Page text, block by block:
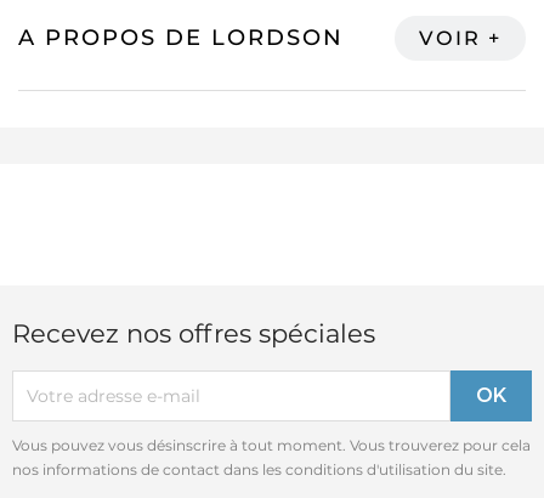
A PROPOS DE LORDSON
Recevez nos offres spéciales
Vous pouvez vous désinscrire à tout moment. Vous trouverez pour cela
nos informations de contact dans les conditions d'utilisation du site.